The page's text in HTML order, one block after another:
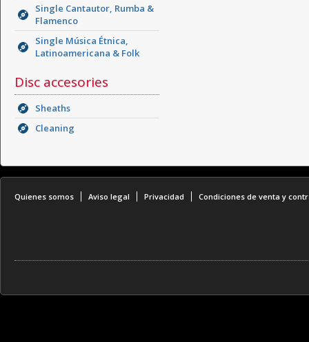
Single Cantautor, Rumba &
Flamenco
Single Música Étnica,
Latinoamericana & Folk
Disc accesories
Sheaths
Cleaning
Quienes somos Aviso legal Privacidad Condiciones de venta y